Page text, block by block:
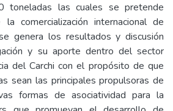
toneladas las cuales se pretende
comercialización internacional de
genera los resultados y discusión
y su aporte dentro del sector
del Carchi con el propósito de que
sean las principales propulsoras de
formas de asociatividad para la